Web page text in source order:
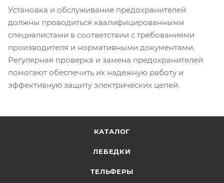
Установка и обслуживание предохранителей
должны проводиться квалифицированными
специалистами в соответствии с требованиями
производителя и нормативными документами.
Регулярная проверка и замена предохранителей
помогают обеспечить их надежную работу и
эффективную защиту электрических цепей.
КАТАЛОГ
ЛЕБЕДКИ
ТЕЛЬФЕРЫ